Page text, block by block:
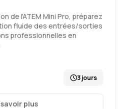
de l'ATEM Mini Pro, préparez
fluide des entrées/sorties
professionnelles en
3 jours
savoir plus